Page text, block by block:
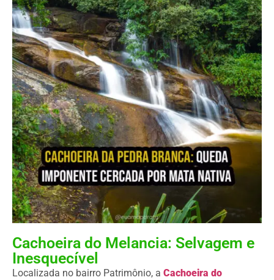
Cachoeira do Melancia: Selvagem e
Inesquecível
Localizada no bairro Patrimônio, a Cachoeira do